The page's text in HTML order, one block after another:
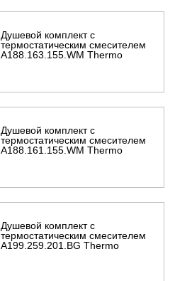
Душевой комплект с
термостатическим смесителем
A188.163.155.WM Thermo
Душевой комплект с
термостатическим смесителем
A188.161.155.WM Thermo
Душевой комплект с
термостатическим смесителем
A199.259.201.BG Thermo